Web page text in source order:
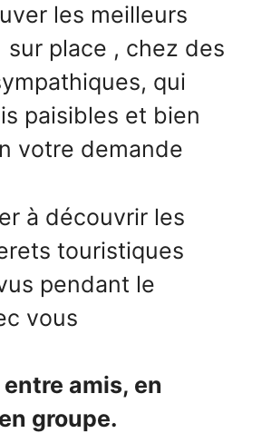
les meilleurs
place , chez des
qui
paisibles et bien
votre demande
à découvrir les
touristiques
pendant le
vous
entre amis, en
groupe.